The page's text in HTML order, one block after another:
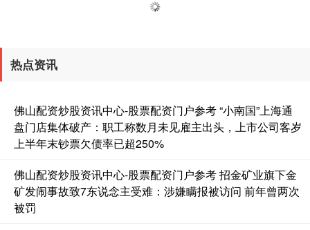
热点资讯
佛山配资炒股资讯中心-股票配资门户参考 “小南国”上海通
盘门店集体破产：职工称数月未见雇主出头，上市公司客岁
上半年末钞票欠债率已超250%
佛山配资炒股资讯中心-股票配资门户参考 招金矿业旗下金
矿发闹事故致7东说念主受难：涉嫌瞒报被访问 前年曾两次
被罚